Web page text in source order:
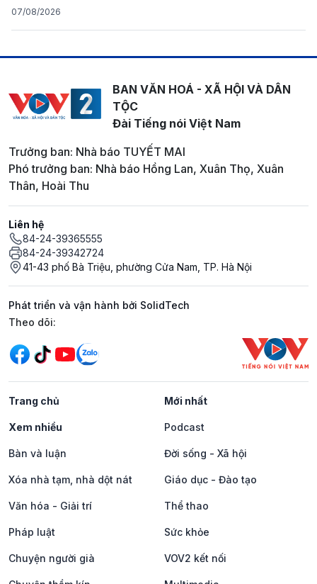
07/08/2026
BAN VĂN HOÁ - XÃ HỘI VÀ DÂN
TỘC
Đài Tiếng nói Việt Nam
Trưởng ban: Nhà báo TUYẾT MAI
Phó trưởng ban: Nhà báo Hồng Lan, Xuân Thọ, Xuân
Thân, Hoài Thu
Liên hệ
84-24-39365555
84-24-39342724
41-43 phố Bà Triệu, phường Cửa Nam, TP. Hà Nội
Phát triển và vận hành bởi SolidTech
Mạng xã hội
Theo dõi:
Trang chủ Mới nhất
Xem nhiều Podcast
Bàn và luận Đời sống - Xã hội
Xóa nhà tạm, nhà dột nát Giáo dục - Đào tạo
Văn hóa - Giải trí Thể thao
Pháp luật Sức khỏe
Chuyện người già VOV2 kết nối